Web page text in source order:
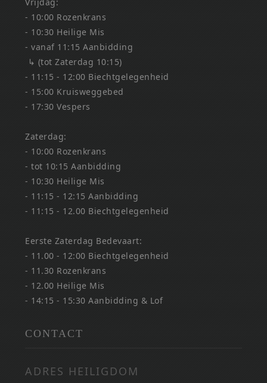
- 10:00 Rozenkrans
- 10:30 Heilige Mis
- vanaf 11:15 Aanbidding
↳ (tot Zaterdag 10:15)
- 11:15 - 12:00 Biechtgelegenheid
- 15:00 Kruisweggebed
- 17:30 Vespers
Zaterdag:
- 10:00 Rozenkrans
- tot 10:15 Aanbidding
- 10:30 Heilige Mis
- 11:15 - 12:15 Aanbidding
- 11:15 - 12.00 Biechtgelegenheid
Eerste Zaterdag Bedevaart:
- 11.00 - 12:00 Biechtgelegenheid
- 11.30 Rozenkrans
- 12.00 Heilige Mis
- 14:15 - 15:30 Aanbidding & Lof
CONTACT
ADRES HEILIGDOM